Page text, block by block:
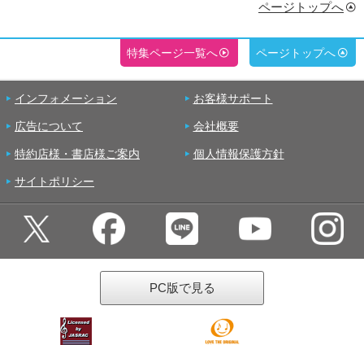
ページトップへ
特集ページ一覧へ ページトップへ
インフォメーション お客様サポート
広告について 会社概要
特約店様・書店様ご案内 個人情報保護方針
サイトポリシー
PC版で見る